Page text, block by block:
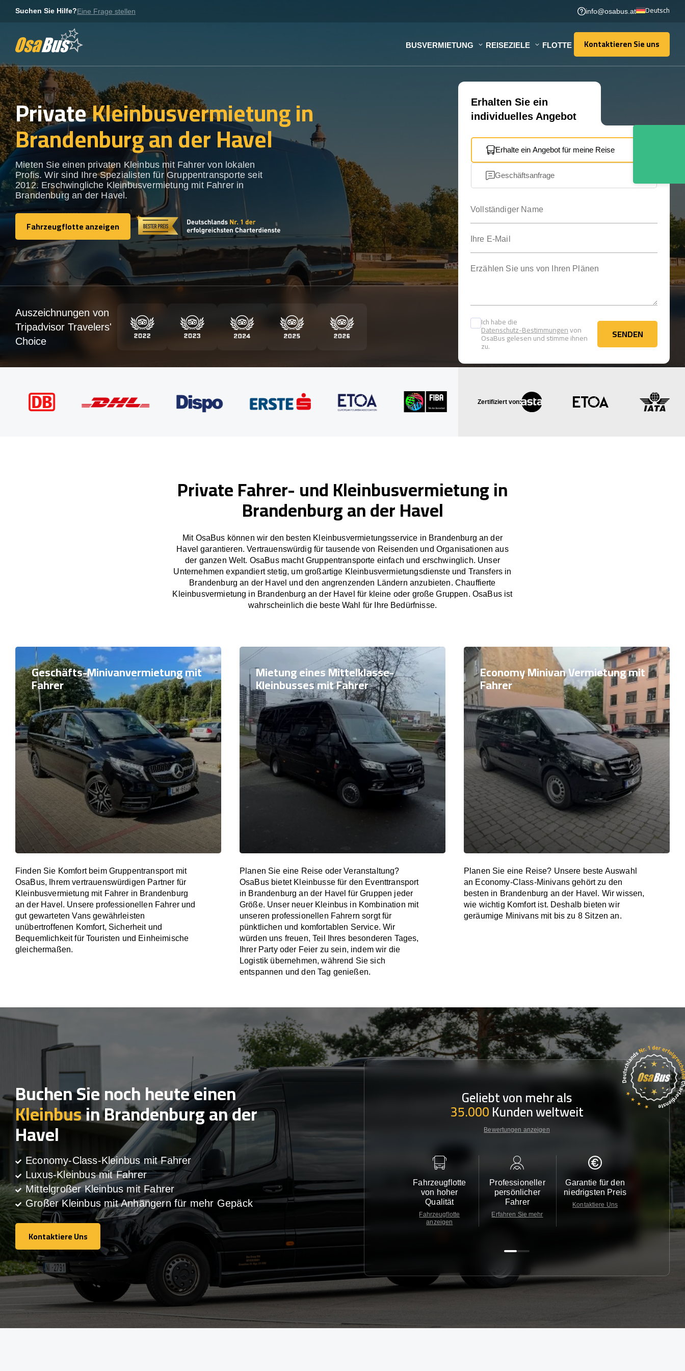
Suchen Sie Hilfe?Eine Frage stellen info@osabus.at Deutsch
BUSVERMIETUNG REISEZIELE FLOTTE Kontaktieren Sie uns
Kontaktieren Sie uns
PrivateKleinbusvermietung in
Brandenburg an der Havel
Mieten Sie einen privaten Kleinbus mit Fahrer von lokalen
Profis. Wir sind Ihre Spezialisten für Gruppentransporte seit
2012. Erschwingliche Kleinbusvermietung mit Fahrer in
Brandenburg an der Havel.
Fahrzeugflotte anzeigen
Fahrzeugflotte anzeigen
Erhalten Sie ein
individuelles Angebot
Erhalte ein Angebot für meine Reise
Geschäftsanfrage
Ich habe die
Datenschutz-Bestimmungenvon
OsaBus gelesen und stimme ihnen
zu.
SENDEN
SENDEN
Auszeichnungen von
Tripadvisor Travelers'
Choice
Zertifiziert von:
Private Fahrer- und Kleinbusvermietung in
Brandenburg an der Havel
Mit OsaBus können wir den besten Kleinbusvermietungsservice in Brandenburg an der
Havel garantieren. Vertrauenswürdig für tausende von Reisenden und Organisationen aus
der ganzen Welt. OsaBus macht Gruppentransporte einfach und erschwinglich. Unser
Unternehmen expandiert stetig, um großartige Kleinbusvermietungsdienste und Transfers in
Brandenburg an der Havel und den angrenzenden Ländern anzubieten. Chauffierte
Kleinbusvermietung in Brandenburg an der Havel für kleine oder große Gruppen. OsaBus ist
wahrscheinlich die beste Wahl für Ihre Bedürfnisse.
Geschäfts-Minivanvermietung mit
Fahrer
Finden Sie Komfort beim Gruppentransport mit
OsaBus, Ihrem vertrauenswürdigen Partner für
Kleinbusvermietung mit Fahrer in Brandenburg
an der Havel. Unsere professionellen Fahrer und
gut gewarteten Vans gewährleisten
unübertroffenen Komfort, Sicherheit und
Bequemlichkeit für Touristen und Einheimische
gleichermaßen.
Mietung eines Mittelklasse-
Kleinbusses mit Fahrer
Planen Sie eine Reise oder Veranstaltung?
OsaBus bietet Kleinbusse für den Eventtransport
in Brandenburg an der Havel für Gruppen jeder
Größe. Unser neuer Kleinbus in Kombination mit
unseren professionellen Fahrern sorgt für
pünktlichen und komfortablen Service. Wir
würden uns freuen, Teil Ihres besonderen Tages,
Ihrer Party oder Feier zu sein, indem wir die
Logistik übernehmen, während Sie sich
entspannen und den Tag genießen.
Economy Minivan Vermietung mit
Fahrer
Planen Sie eine Reise? Unsere beste Auswahl
an Economy-Class-Minivans gehört zu den
besten in Brandenburg an der Havel. Wir wissen,
wie wichtig Komfort ist. Deshalb bieten wir
geräumige Minivans mit bis zu 8 Sitzen an.
Buchen Sie noch heute einen
Kleinbusin Brandenburg an der
Havel
Economy-Class-Kleinbus mit Fahrer
Luxus-Kleinbus mit Fahrer
Mittelgroßer Kleinbus mit Fahrer
Großer Kleinbus mit Anhängern für mehr Gepäck
Kontaktiere Uns
Kontaktiere Uns
Geliebt von mehr als
35.000Kunden weltweit
Bewertungen anzeigen
Fahrzeugflotte
von hoher
Qualität
Fahrzeugflotte
anzeigen
Professioneller
persönlicher
Fahrer
Erfahren Sie mehr
Garantie für den
niedrigsten Preis
Kontaktiere Uns Kontaktiere